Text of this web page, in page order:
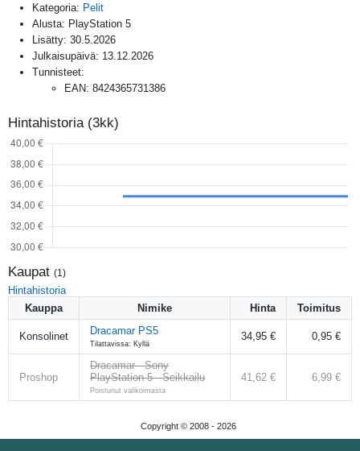
Kategoria: Pelit
Alusta: PlayStation 5
Lisätty: 30.5.2026
Julkaisupäivä: 13.12.2026
Tunnisteet:
EAN: 8424365731386
Hintahistoria (3kk)
Kaupat (1 )
Hintahistoria
Kauppa
Nimike Hinta Toimitus
Konsolinet Dracamar PS5
Tilattavissa: Kyllä
34,95 € 0,95 €
Proshop
Dracamar - Sony
PlayStation 5 - Seikkailu
Poistunut valikoimasta
41,62 € 6,99 €
Copyright © 2008 - 2026